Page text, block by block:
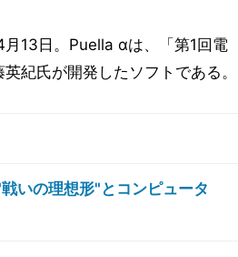
13日。Puella αは、「第1回電
紀氏が開発したソフトである。
いの理想形"とコンピュータ